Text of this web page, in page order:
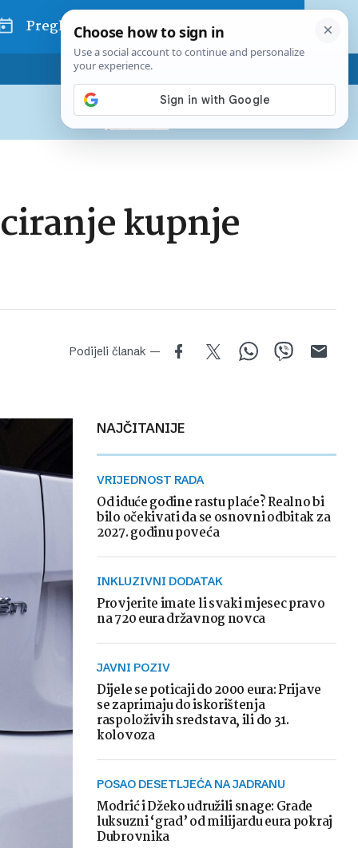
Pregled dana
Pretplatite se na Poslovni
Već od10 EURmjesečno
kupnje
Podijeli članak —
NAJČITANIJE
VRIJEDNOST RADA
Od iduće godine rastu plaće? Realno bi
bilo očekivati da se osnovni odbitak za
2027. godinu poveća
INKLUZIVNI DODATAK
Provjerite imate li svaki mjesec pravo
na 720 eura državnog novca
JAVNI POZIV
Dijele se poticaji do 2000 eura: Prijave
se zaprimaju do iskorištenja
raspoloživih sredstava, ili do 31.
kolovoza
POSAO DESETLJEĆA NA JADRANU
Modrić i Džeko udružili snage: Grade
luksuzni ‘grad’ od milijardu eura pokraj
Dubrovnika